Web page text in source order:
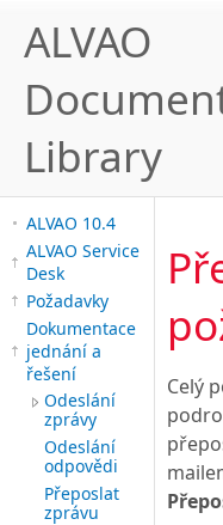
ALVAO
Library
ALVAO 10.4
ALVAO Service
Desk
Požadavky
Dokumentace
jednání a
řešení
Odeslání
zprávy
Odeslání
odpovědi
Přeposlat
zprávu
Celý